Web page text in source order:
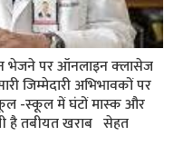
भेजने पर ऑनलाइन क्‍लासेज
जिम्‍मेदारी अभिभावकों पर
-स्‍कूल में घंटों मास्‍क और
है तबीयत खराब सेहत